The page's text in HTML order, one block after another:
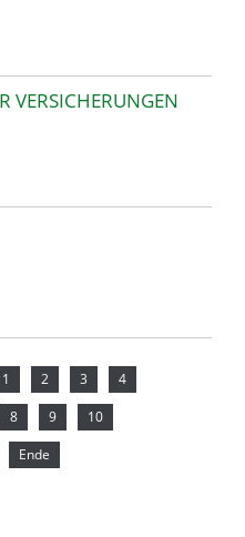
VERSICHERUNGEN
1 2 3 4
8 9 10
Ende